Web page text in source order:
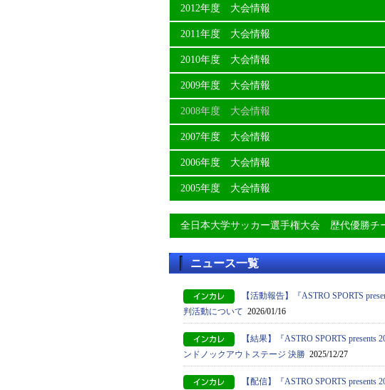
2012年度 大会情報
2011年度 大会情報
2010年度 大会情報
2009年度 大会情報
2008年度 大会情報
2007年度 大会情報
2006年度 大会情報
2005年度 大会情報
全日本大学サッカー選手権大会 歴代優勝チ
ニュース一覧
【活動報告】『ASTRO SPORTS
判活動について 2026/01/16
【結果】『ASTRO SPORTS
ンドノックアウトステージ 決勝 2025/12/27
【配信】『ASTRO SPORTS